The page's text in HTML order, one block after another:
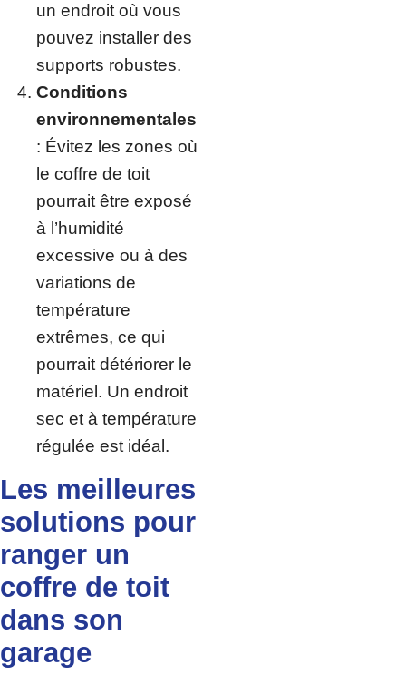
un endroit où vous
pouvez installer des
supports robustes.
Conditions
environnementales
: Évitez les zones où
le coffre de toit
pourrait être exposé
à l’humidité
excessive ou à des
variations de
température
extrêmes, ce qui
pourrait détériorer le
matériel. Un endroit
sec et à température
régulée est idéal.
Les meilleures
solutions pour
ranger un
coffre de toit
dans son
garage